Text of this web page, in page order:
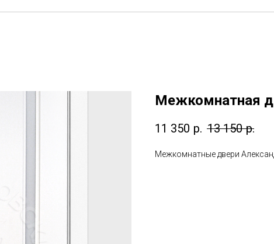
Межкомнатная
11 350 р. 13 150 р.
Межкомнатные двери